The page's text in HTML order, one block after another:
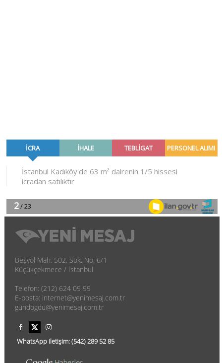
Beşyol Mah. 502. Sok. No: 6/1
Küçükçekmece / İstanbul
Telefon: (212) 624 09 99
E-posta: internet@yenimesaj.com.tr
gundogdu@yenimesaj.com.tr
WhatsApp iletişim:(542)289 52 85